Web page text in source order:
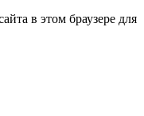
в этом браузере для